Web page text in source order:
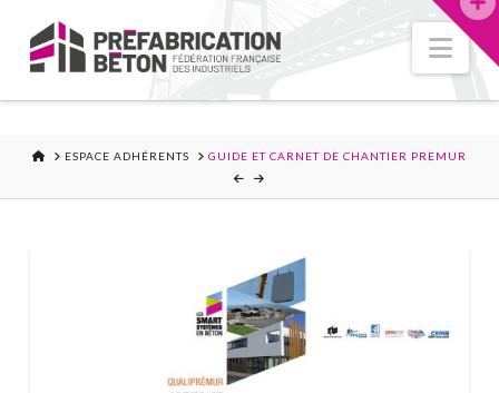
ACCUEIL
ESPACE ADHÉRENTS GUIDE ET CARNET DE CHANTIER PREMUR